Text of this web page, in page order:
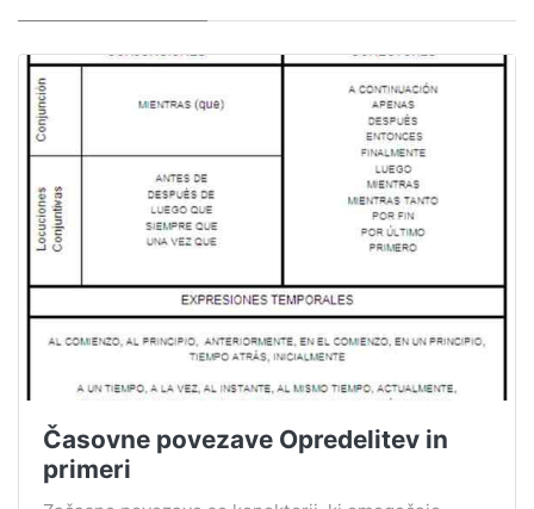
Časovne povezave Opredelitev in
primeri